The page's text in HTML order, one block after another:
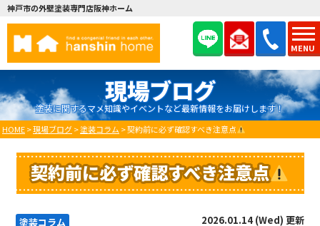
MENU
神戸市の外壁塗装専門店阪神ホーム
現場ブログ
塗装に関するマメ知識やイベントなど最新情報をお届けします！
HOME>現場ブログ>塗装コラム >契約前に必ず確認すべき注意点
契約前に必ず確認すべき注意点
塗装コラム 2026.01.14 (Wed) 更新